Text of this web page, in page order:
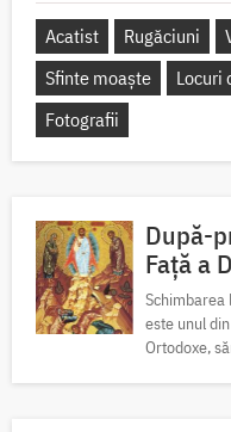
Acatist Rugăciuni
Sfinte moaște
Locuri
Fotografii
După-
Față a
Schimbarea
este unul
Ortodoxe,